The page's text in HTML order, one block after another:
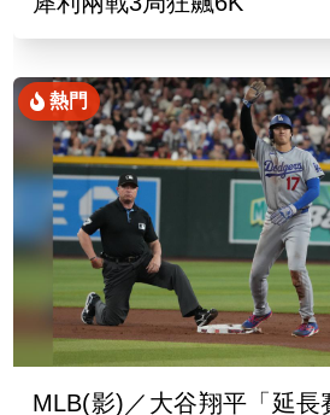
熱門
MLB(影)／大谷翔平「延長